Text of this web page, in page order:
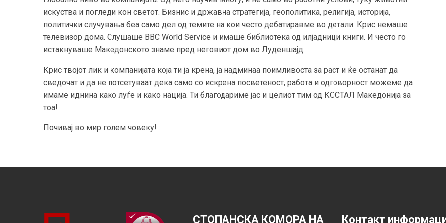
искуства и погледи кон светот. Бизнис и државна стратегија, геополитика, религија, историја,
политички случувања беа само дел од темите на кои често дебатиравме во детали. Крис немаше
телевизор дома. Слушаше BBC World Service и имаше библиотека од илјадници книги. И често го
истакнуваше Македонското знаме пред неговиот дом во Луденшајд.
Крис твојот лик и компанијата која ти ја крена, ја надминаа поимливоста за раст и ќе останат да
сведочат и да не потсетуваат дека само со искрена посветеност, работа и одговорност можеме да
имаме иднина како луѓе и како нација. Ти благодариме јас и целиот тим од КОСТАЛ Македонија за
тоа!
Почивај во мир голем човеку!
СТОПАНСКА КОМОРА НА Контакт